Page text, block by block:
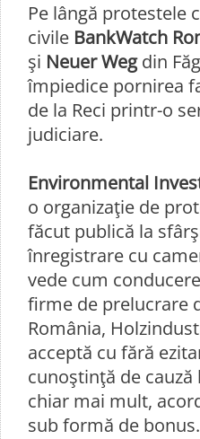
Pe lângă protestele
civile BankWatch
şi Neuer Wegdin
împiedice pornirea
de la Reci printr-o
judiciare.
Environmental
o organizaţie de
făcut publică la
înregistrare cu
vede cum
firme de prelucrare
România,
acceptă cu fără
cunoştinţă de
chiar mai mult,
sub formă de bonus.